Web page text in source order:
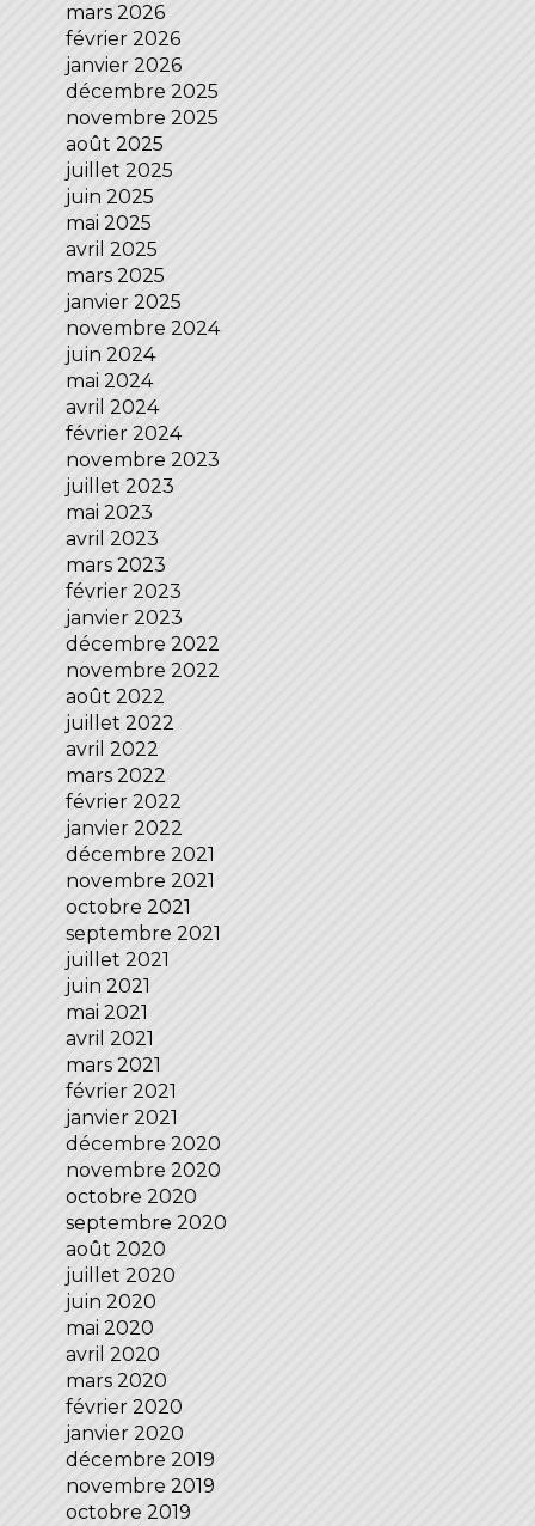
mars 2026
février 2026
janvier 2026
décembre 2025
novembre 2025
août 2025
juillet 2025
juin 2025
mai 2025
avril 2025
mars 2025
janvier 2025
novembre 2024
juin 2024
mai 2024
avril 2024
février 2024
novembre 2023
juillet 2023
mai 2023
avril 2023
mars 2023
février 2023
janvier 2023
décembre 2022
novembre 2022
août 2022
juillet 2022
avril 2022
mars 2022
février 2022
janvier 2022
décembre 2021
novembre 2021
octobre 2021
septembre 2021
juillet 2021
juin 2021
mai 2021
avril 2021
mars 2021
février 2021
janvier 2021
décembre 2020
novembre 2020
octobre 2020
septembre 2020
août 2020
juillet 2020
juin 2020
mai 2020
avril 2020
mars 2020
février 2020
janvier 2020
décembre 2019
novembre 2019
octobre 2019